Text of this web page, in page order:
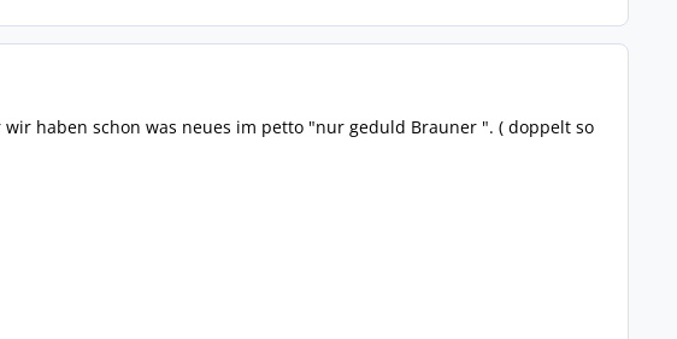
haben schon was neues im petto "nur geduld Brauner ". ( doppelt so